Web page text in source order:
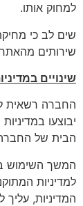
למחוק אותו.
שים לב כי
שירותים מהאתר
שינויים
החברה רשאית
יבוצעו
הבית של החברה
המשך השימוש
למדיניות
המדיניות,